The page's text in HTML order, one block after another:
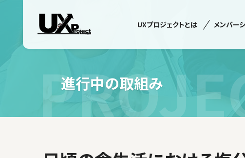
UXプロジェクトとは メンバー
進行中の取組み